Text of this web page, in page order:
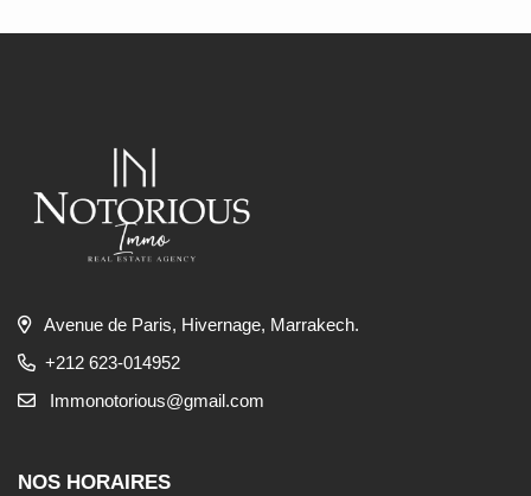
Avenue de Paris, Hivernage, Marrakech.
+212 623-014952
Immonotorious@gmail.com
NOS HORAIRES